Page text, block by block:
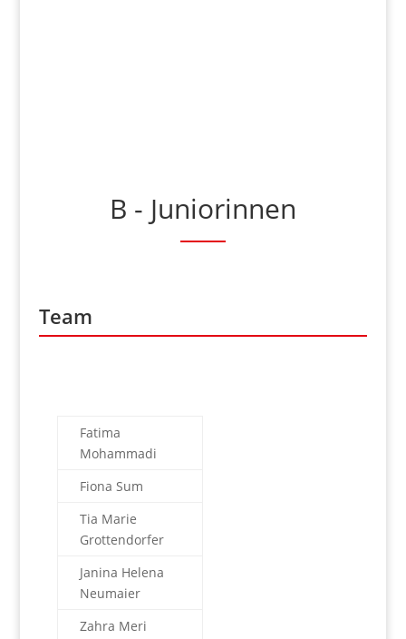
B - Juniorinnen
Team
Fatima
Mohammadi
Fiona Sum
Tia Marie
Grottendorfer
Janina Helena
Neumaier
Zahra Meri